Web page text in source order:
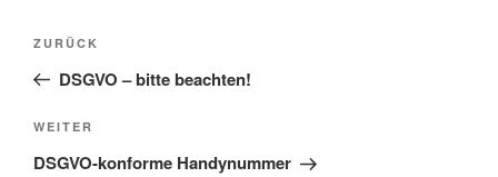
Beitragsnavigation
Vorheriger
Beitrag
ZURÜCK
DSGVO – bitte beachten!
Nächster
Beitrag
WEITER
DSGVO-konforme Handynummer